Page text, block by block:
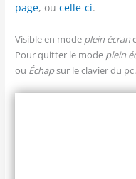
page, oucelle-ci.
Visible en mode plein écran
Pour quitter le mode plein
ou Échapsur le clavier du pc.